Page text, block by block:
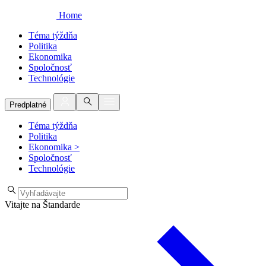
Home
Téma týždňa
Politika
Ekonomika
Spoločnosť
Technológie
Predplatné
Téma týždňa
Politika
Ekonomika >
Spoločnosť
Technológie
Vitajte na Štandarde